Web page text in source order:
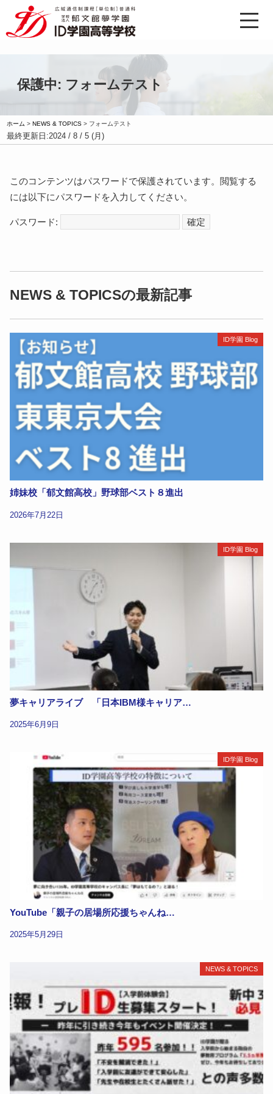
保護中: フォームテスト
ホーム >NEWS & TOPICS > フォームテスト
最終更新日:2024 / 8 / 5 (月)
このコンテンツはパスワードで保護されています。閲覧する
には以下にパスワードを入力してください。
パスワード:
NEWS & TOPICSの最新記事
ID学園 Blog
姉妹校「郁文館高校」野球部ベスト８進出
2026年7月22日
ID学園 Blog
夢キャリアライブ 「日本IBM様キャリア…
2025年6月9日
ID学園 Blog
YouTube「親子の居場所応援ちゃんね…
2025年5月29日
NEWS & TOPICS